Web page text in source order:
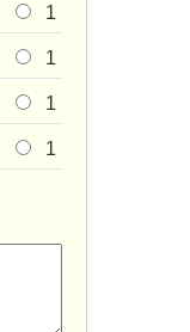
1
1
1
1